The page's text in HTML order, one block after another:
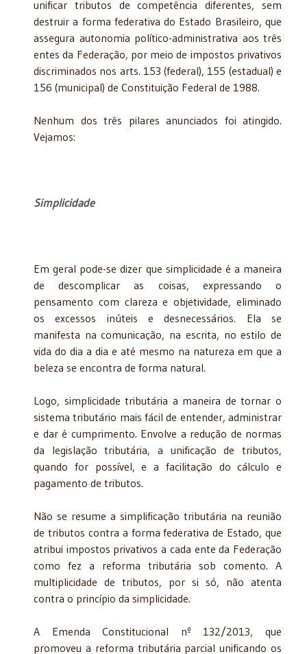
unificar tributos de competência diferentes, sem
destruir a forma federativa do Estado Brasileiro, que
assegura autonomia político-administrativa aos três
entes da Federação, por meio de impostos privativos
discriminados nos arts. 153 (federal), 155 (estadual) e
156 (municipal) de Constituição Federal de 1988.
Nenhum dos três pilares anunciados foi atingido.
Vejamos:
Simplicidade
Em geral pode-se dizer que simplicidade é a maneira
de descomplicar as coisas, expressando o
pensamento com clareza e objetividade, eliminado
os excessos inúteis e desnecessários. Ela se
manifesta na comunicação, na escrita, no estilo de
vida do dia a dia e até mesmo na natureza em que a
beleza se encontra de forma natural.
Logo, simplicidade tributária a maneira de tornar o
sistema tributário mais fácil de entender, administrar
e dar é cumprimento. Envolve a redução de normas
da legislação tributária, a unificação de tributos,
quando for possível, e a facilitação do cálculo e
pagamento de tributos.
Não se resume a simplificação tributária na reunião
de tributos contra a forma federativa de Estado, que
atribui impostos privativos a cada ente da Federação
como fez a reforma tributária sob comento. A
multiplicidade de tributos, por si só, não atenta
contra o princípio da simplicidade.
A Emenda Constitucional nº 132/2013, que
promoveu a reforma tributária parcial unificando os